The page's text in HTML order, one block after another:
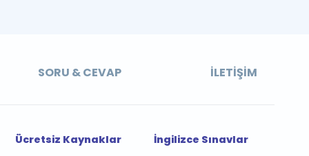
SORU & CEVAP İLETIŞIM
Ücretsiz Kaynaklar
İngilizce Sınavlar